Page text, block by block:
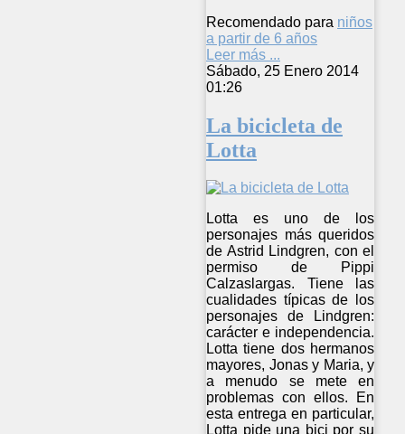
Recomendado para niños
a partir de 6 años
Leer más ...
Sábado, 25 Enero 2014
01:26
La bicicleta de
Lotta
Lotta es uno de los
personajes más queridos
de Astrid Lindgren, con el
permiso de Pippi
Calzaslargas. Tiene las
cualidades típicas de los
personajes de Lindgren:
carácter e independencia.
Lotta tiene dos hermanos
mayores, Jonas y Maria, y
a menudo se mete en
problemas con ellos. En
esta entrega en particular,
Lotta pide una bici por su